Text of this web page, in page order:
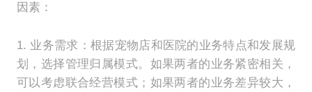
因素：
1. 业务需求：根据宠物店和医院的业务特点和发展规
划，选择管理归属模式。如果两者的业务紧密相关，
可以考虑联合经营模式；如果两者的业务差异较大，